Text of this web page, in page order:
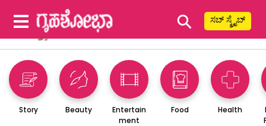
⚲ ಸಬ್ ಸ್ಕ್ರೈಬ್
Story Beauty
Entertain
ment
Food Health